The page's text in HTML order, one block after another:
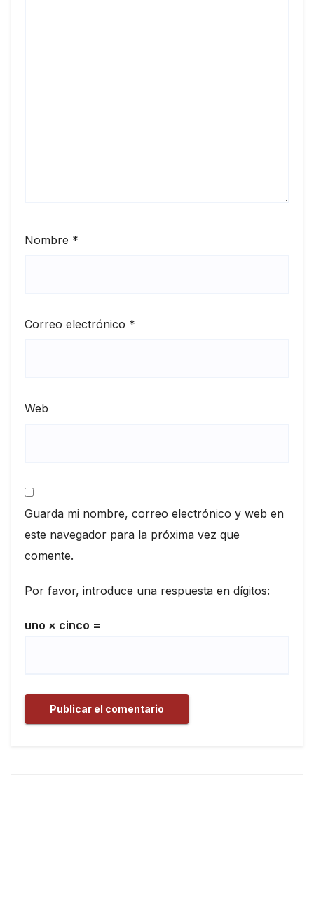
Nombre *
Correo electrónico *
Web
Guarda mi nombre, correo electrónico y web en
este navegador para la próxima vez que
comente.
Por favor, introduce una respuesta en dígitos:
uno × cinco =